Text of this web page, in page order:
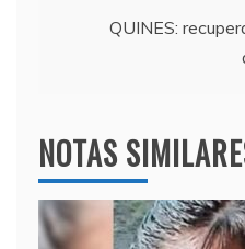
k
entradas
QUINES:
NOTAS